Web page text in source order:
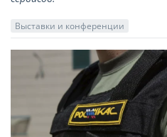
Выставки и конференции